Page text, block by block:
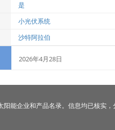
是
小光伏系统
沙特阿拉伯
2026年4月28日
阳能企业和产品名录。信息均已核实